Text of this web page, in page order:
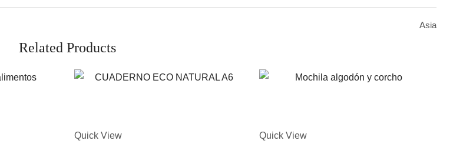
Asia
Related Products
Quick View Quick View